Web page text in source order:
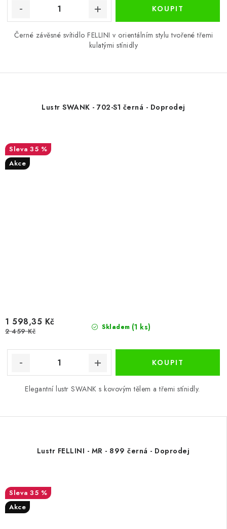
Černé závěsné svítidlo FELLINI v orientálním stylu tvořené třemi
kulatými stínidly
Lustr SWANK - 702-S1 černá - Doprodej
35 %
Akce
Skladem (1 ks)
1 598,35 Kč
2 459 Kč
Elegantní lustr SWANK s kovovým tělem a třemi stínidly.
Lustr FELLINI - MR - 899 černá - Doprodej
35 %
Akce